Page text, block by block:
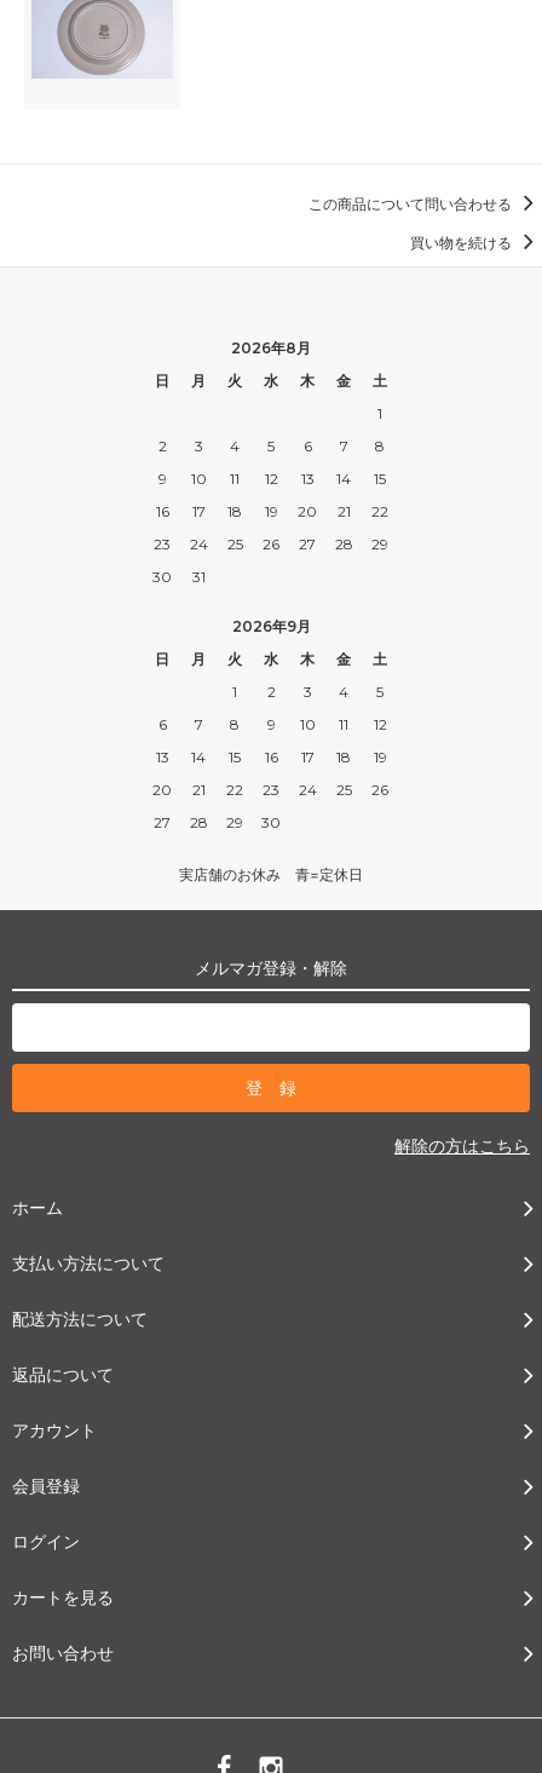
この商品について問い合わせる
買い物を続ける
2026年8月
日
月 火 水 木 金
土
1
2
3 4 5 6 7
8
9
10 11 12 13 14
15
16
17 18 19 20 21
22
23
24 25 26 27 28
29
30
31
2026年9月
日
月 火 水 木 金
土
1
2 3 4
5
6
7 8 9 10 11
12
13
14 15 16 17 18
19
20
21 22 23 24 25
26
27
28 29 30
実店舗のお休み 青=定休日
メルマガ登録・解除
解除の方はこちら
ホーム
支払い方法について
配送方法について
返品について
アカウント
会員登録
ログイン
カートを見る
お問い合わせ